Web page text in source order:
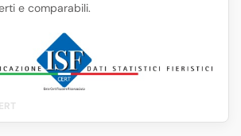
e comparabili.